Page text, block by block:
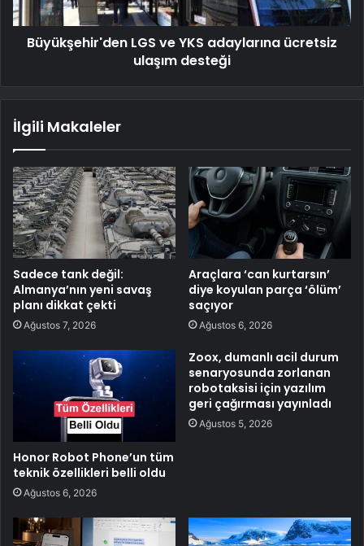
Büyükşehir'den LGS ve YKS adaylarına ücretsiz
ulaşım desteği
İlgili Makaleler
Sadece tank değil:
Almanya’nın yeni savaş
planı dikkat çekti
Ağustos 7, 2026
Araçlara ‘can kurtarsın’
diye koyulan parça ‘ölüm’
saçıyor
Ağustos 6, 2026
Honor Robot Phone’un tüm
teknik özellikleri belli oldu
Ağustos 6, 2026
Zoox, dumanlı acil durum
senaryosunda zorlanan
robotaksisi için yazılım
geri çağırması yayınladı
Ağustos 5, 2026